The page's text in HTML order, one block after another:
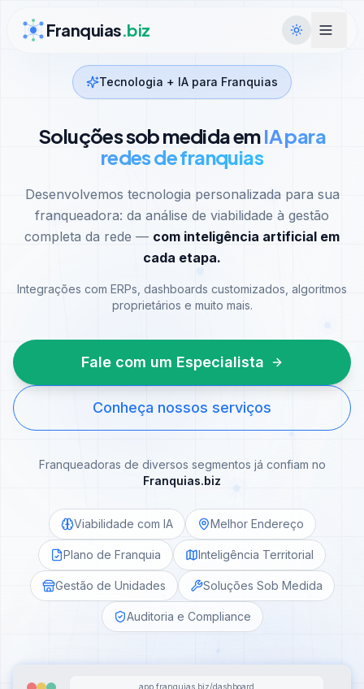
Franquias.biz
Tecnologia + IA para Franquias
Soluções sob medida emIA para
redes de franquias
Desenvolvemos tecnologia personalizada para sua
franqueadora: da análise de viabilidade à gestão
completa da rede — com inteligência artificial em
cada etapa.
Integrações com ERPs, dashboards customizados, algoritmos
proprietários e muito mais.
Fale com um Especialista
Conheça nossos serviços
Franqueadoras de diversos segmentos já confiam no
Franquias.biz
Viabilidade com IA Melhor Endereço
Plano de Franquia Inteligência Territorial
Gestão de Unidades Soluções Sob Medida
Auditoria e Compliance
app.franquias.biz/dashboard